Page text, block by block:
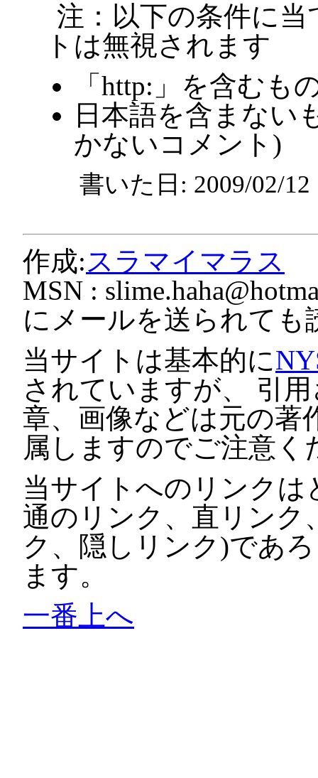
注：以下の条件に
トは無視されます
「http:」を含むも
日本語を含まない
かないコメント)
書いた日: 2009/02/
作成:スラマイマラス
MSN :
にメールを送られても
当サイトは基本的に
されていますが、 引
章、画像などは元の著
属しますのでご注意く
当サイトへのリンクは
通のリンク、直リンク
ク、隠しリンク)であ
ます。
一番上へ